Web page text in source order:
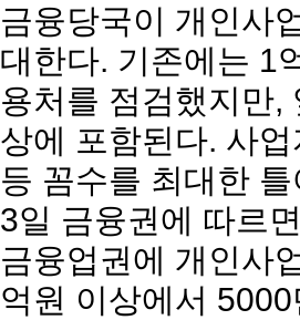
금융당국이 개인사
대한다. 기존에는 1
용처를 점검했지만,
상에 포함된다. 사
등 꼼수를 최대한
3일 금융권에 따르
금융업권에 개인사
억원 이상에서